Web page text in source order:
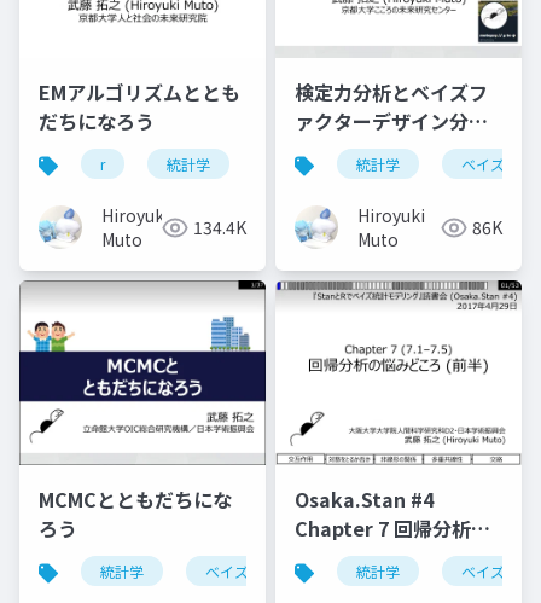
EMアルゴリズムととも
だちになろう
r 統計学 アルゴリズム 最尤法
Hiroyuki
Muto
134.4K
検定力分析とベイズフ
ァクターデザイン分析
によるサンプルサイズ
設計
統計学 ベイズ
Hiroyuki
Muto
86K
MCMCとともだちにな
ろう
統計学 ベイズ
Osaka.Stan #4
Chapter 7 回帰分析の
悩みどころ (7.1–7.5)
統計学 ベイズ